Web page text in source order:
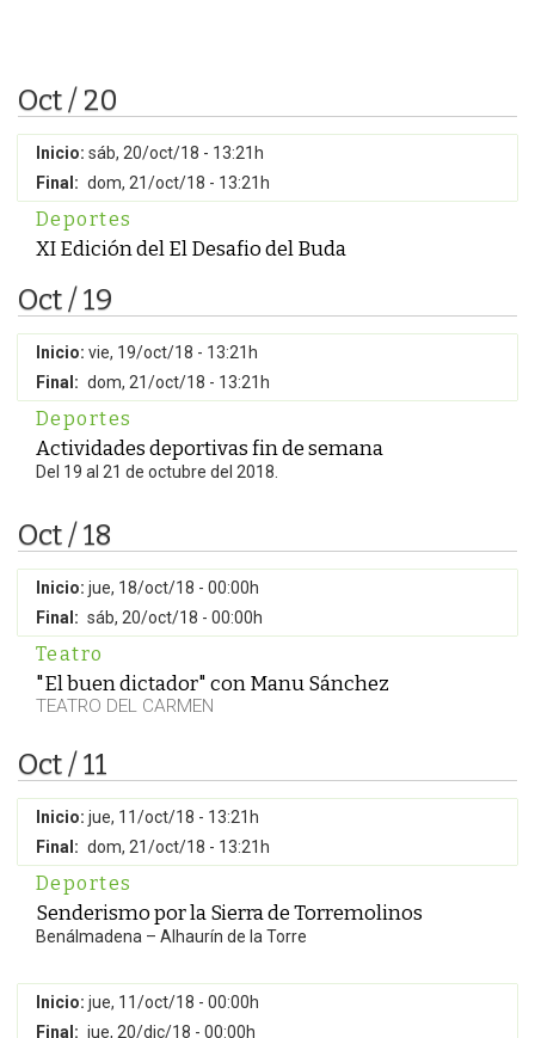
Oct / 20
Inicio: sáb, 20/oct/18 - 13:21h
Final: dom, 21/oct/18 - 13:21h
Deportes
XI Edición del El Desafio del Buda
Oct / 19
Inicio: vie, 19/oct/18 - 13:21h
Final: dom, 21/oct/18 - 13:21h
Deportes
Actividades deportivas fin de semana
Del 19 al 21 de octubre del 2018.
Oct / 18
Inicio: jue, 18/oct/18 - 00:00h
Final: sáb, 20/oct/18 - 00:00h
Teatro
"El buen dictador" con Manu Sánchez
TEATRO DEL CARMEN
Oct / 11
Inicio: jue, 11/oct/18 - 13:21h
Final: dom, 21/oct/18 - 13:21h
Deportes
Senderismo por la Sierra de Torremolinos
Benálmadena – Alhaurín de la Torre
Inicio: jue, 11/oct/18 - 00:00h
Final: jue, 20/dic/18 - 00:00h